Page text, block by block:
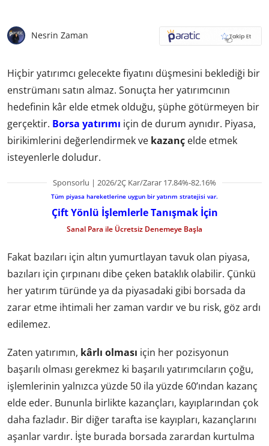
Nesrin Zaman
Hiçbir yatırımcı gelecekte fiyatını düşmesini beklediği bir
enstrümanı satın almaz. Sonuçta her yatırımcının
hedefinin kâr elde etmek olduğu, şüphe götürmeyen bir
gerçektir. Borsa yatırımı için de durum aynıdır. Piyasa,
birikimlerini değerlendirmek ve kazanç elde etmek
isteyenlerle doludur.
Sponsorlu | 2026/2Ç Kar/Zarar 17.84%-82.16%
Tüm piyasa hareketlerine uygun bir yatırım stratejisi var.
Çift Yönlü İşlemlerle Tanışmak İçin
Sanal Para ile Ücretsiz Denemeye Başla
Fakat bazıları için altın yumurtlayan tavuk olan piyasa,
bazıları için çırpınanı dibe çeken bataklık olabilir. Çünkü
her yatırım türünde ya da piyasadaki gibi borsada da
zarar etme ihtimali her zaman vardır ve bu risk, göz ardı
edilemez.
Zaten yatırımın, kârlı olması için her pozisyonun
başarılı olması gerekmez ki başarılı yatırımcıların çoğu,
işlemlerinin yalnızca yüzde 50 ila yüzde 60’ından kazanç
elde eder. Bununla birlikte kazançları, kayıplarından çok
daha fazladır. Bir diğer tarafta ise kayıpları, kazançlarını
aşanlar vardır. İşte burada borsada zarardan kurtulma